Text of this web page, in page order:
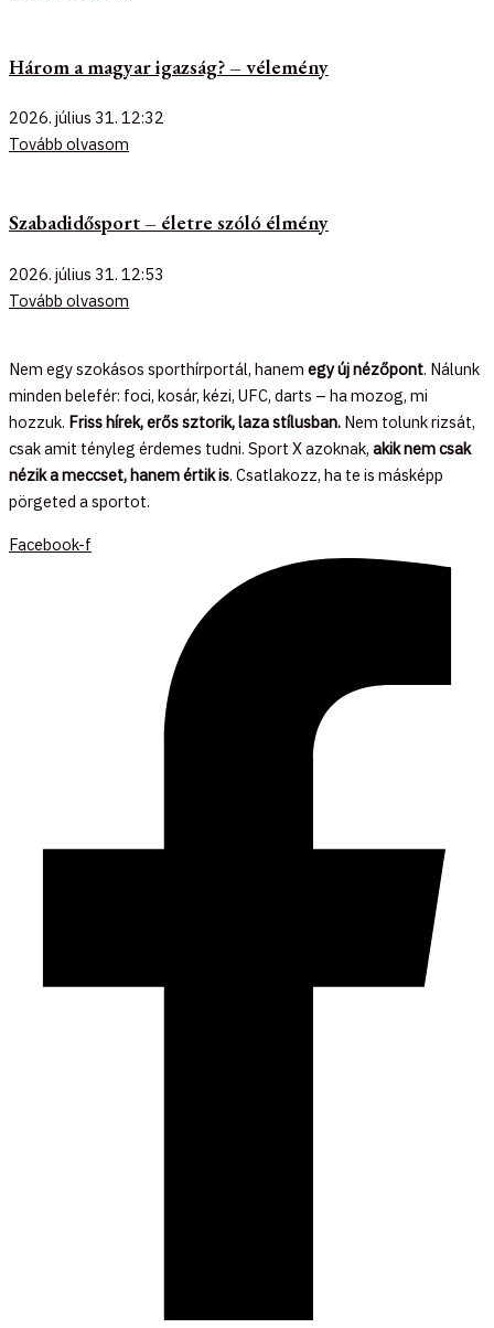
Három a magyar igazság? – vélemény
2026. július 31. 12:32
Tovább olvasom
Szabadidősport – életre szóló élmény
2026. július 31. 12:53
Tovább olvasom
Nem egy szokásos sporthírportál, hanem egy új nézőpont. Nálunk
minden belefér: foci, kosár, kézi, UFC, darts – ha mozog, mi
hozzuk. Friss hírek, erős sztorik, laza stílusban. Nem tolunk rizsát,
csak amit tényleg érdemes tudni. Sport X azoknak, akik nem csak
nézik a meccset, hanem értik is. Csatlakozz, ha te is másképp
pörgeted a sportot.
Facebook-f